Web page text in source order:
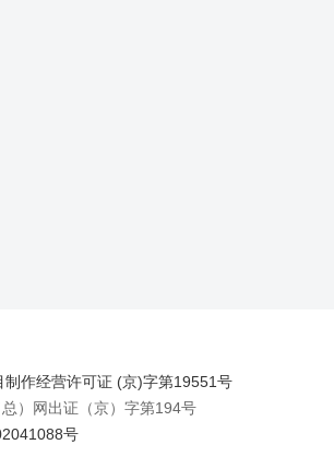
制作经营许可证 (京)字第19551号
网出证（京）字第194号
号